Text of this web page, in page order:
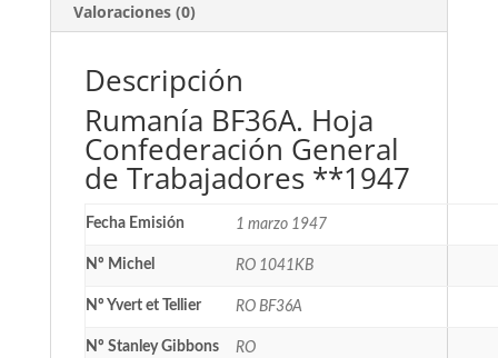
Valoraciones (0)
Descripción
Rumanía BF36A. Hoja
Confederación General
de Trabajadores **1947
Fecha Emisión 1 marzo 1947
Nº Michel RO 1041KB
Nº Yvert et Tellier RO BF36A
Nº Stanley Gibbons RO